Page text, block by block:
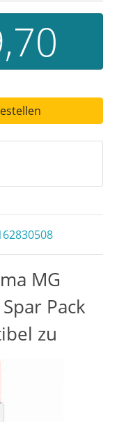
MG
Pack
zu